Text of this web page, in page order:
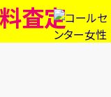
査定